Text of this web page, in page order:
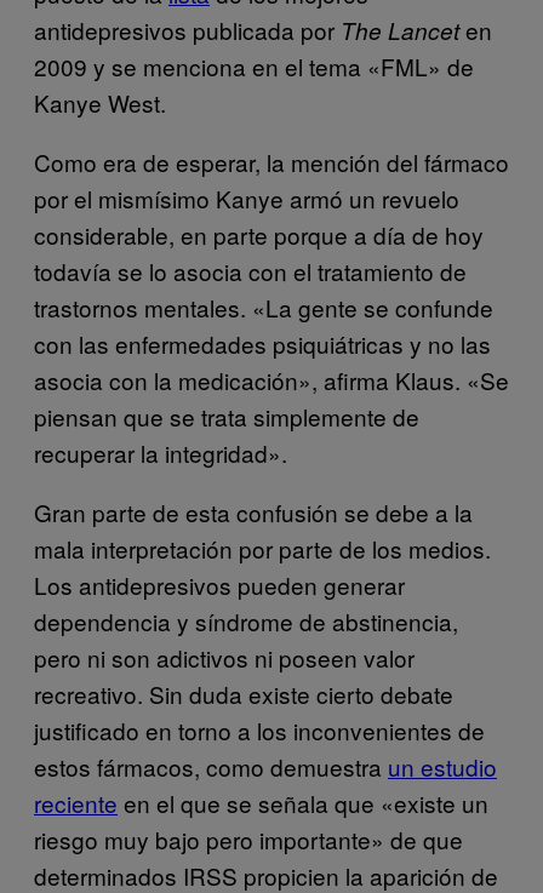
antidepresivos publicada por The Lanceten
2009 y se menciona en el tema «FML» de
Kanye West.
Como era de esperar, la mención del fármaco
por el mismísimo Kanye armó un revuelo
considerable, en parte porque a día de hoy
todavía se lo asocia con el tratamiento de
trastornos mentales. «La gente se confunde
con las enfermedades psiquiátricas y no las
asocia con la medicación», afirma Klaus. «Se
piensan que se trata simplemente de
recuperar la integridad».
Gran parte de esta confusión se debe a la
mala interpretación por parte de los medios.
Los antidepresivos pueden generar
dependencia y síndrome de abstinencia,
pero ni son adictivos ni poseen valor
recreativo. Sin duda existe cierto debate
justificado en torno a los inconvenientes de
estos fármacos, como demuestra un estudio
reciente en el que se señala que «existe un
riesgo muy bajo pero importante» de que
determinados IRSS propicien la aparición de